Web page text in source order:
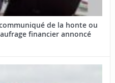
de la honte ou
financier annoncé